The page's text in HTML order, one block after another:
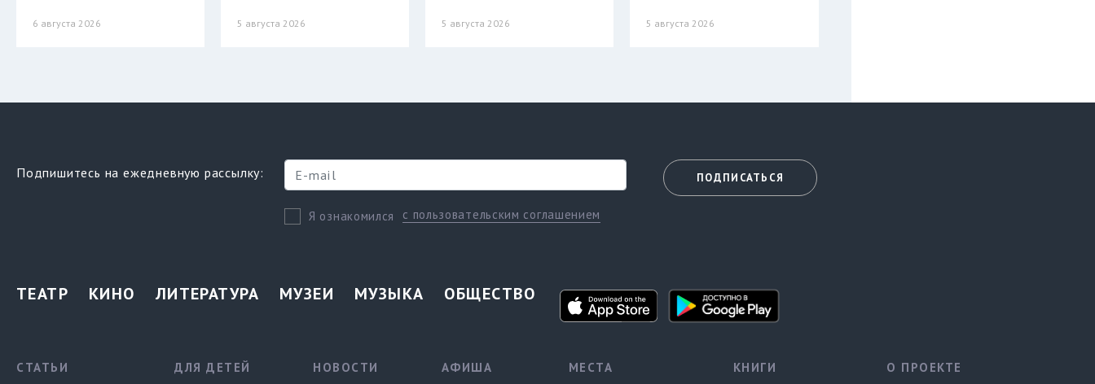
6 августа 2026 5 августа 2026 5 августа 2026 5 августа 2026
Подпишитесь на ежедневную рассылку:
Я ознакомился с пользовательским соглашением
ПОДПИСАТЬСЯ
ТЕАТР КИНО ЛИТЕРАТУРА МУЗЕИ МУЗЫКА ОБЩЕСТВО
СТАТЬИ
ДЛЯ ДЕТЕЙ
НОВОСТИ
АФИША
МЕСТА КНИГИ
О ПРОЕКТЕ